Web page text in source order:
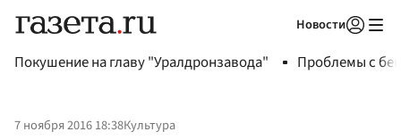
Новости
Покушение на главу "Уралдронзавода" Проблемы с
7 ноября 2016 18:38Культура